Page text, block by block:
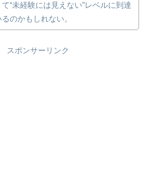
“未経験には見えない”レベルに到達
るのかもしれない。
スポンサーリンク